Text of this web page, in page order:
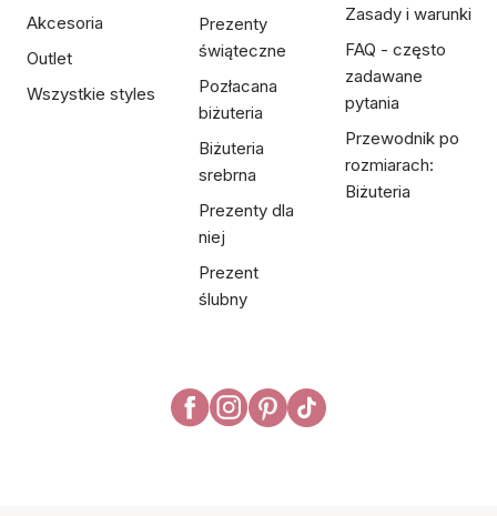
Akcesoria
Outlet
Wszystkie styles
Prezenty
świąteczne
Pozłacana
biżuteria
Biżuteria
srebrna
Prezenty dla
niej
Prezent
ślubny
Zasady i warunki
FAQ - często
zadawane
pytania
Przewodnik po
rozmiarach:
Biżuteria